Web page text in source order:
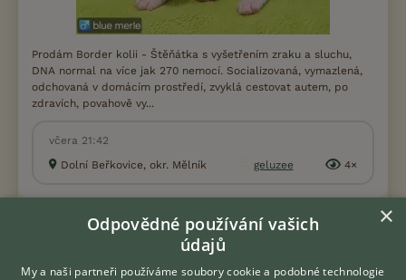
Prodám Border kolii - Štěňátka s vyšetřením zraku a sluchu,
DNA normal na více jak 270 nemocí. Socializovaná, vymazlená,
odchovaná v domácím prostředí, zvyklá cestovat autem, po
zdravích, povahově vy...
včera 21:42
Dolní Beřkovice, okr. Mělník
geluzee 4×
×
Odpovědné používání vašich
údajů
My a naši partneři používáme soubory cookie a podobné technologie